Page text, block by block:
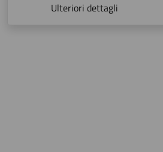
Ulteriori dettagli